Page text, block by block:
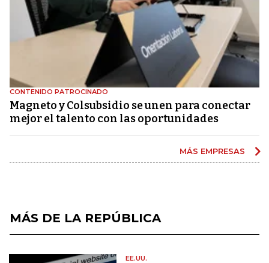
CONTENIDO PATROCINADO
Magneto y Colsubsidio se unen para conectar
mejor el talento con las oportunidades
MÁS EMPRESAS
MÁS DE LA REPÚBLICA
EE.UU.